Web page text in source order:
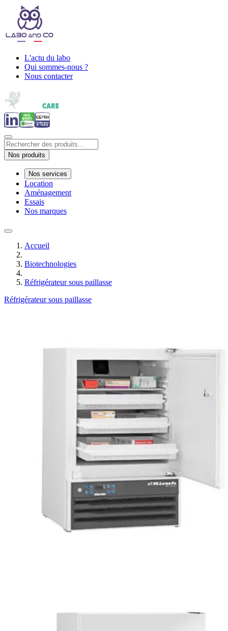
L'actu du labo
Qui sommes-nous ?
Nous contacter
Nos produits
Nos services
Location
Aménagement
Essais
Nos marques
Accueil
Biotechnologies
Réfrigérateur sous paillasse
Réfrigérateur sous paillasse